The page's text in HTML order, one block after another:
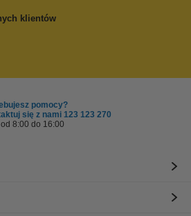
klientów
pomocy?
się z nami 123 123 270
od 8:00 do 16:00